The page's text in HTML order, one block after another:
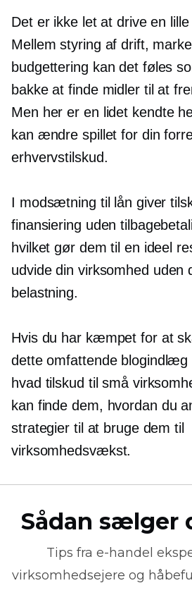
Det er ikke let at drive en
Mellem styring af drift,
budgettering kan det føles
bakke at finde midler til at
Men her er en lidet kendte
kan ændre spillet for din
erhvervstilskud.
I modsætning til lån giver
finansiering uden
hvilket gør dem til en ideel
udvide din virksomhed uden
belastning.
Hvis du har kæmpet for at
dette omfattende blogindlæg
hvad tilskud til små
kan finde dem, hvordan du
strategier til at bruge dem til
virksomhedsvækst.
Sådan sælger
Tips fra e-handel
virksomhedsejere og